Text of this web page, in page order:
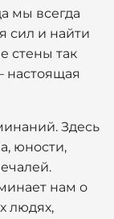
мы всегда
сил и найти
стены так
настоящая
Здесь
юности,
нам о
людях,